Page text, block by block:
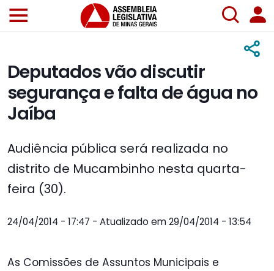
Deputados vão discutir
segurança e falta de água no
Jaíba
Audiência pública será realizada no
distrito de Mucambinho nesta quarta-
feira (30).
24/04/2014 - 17:47 - Atualizado em 29/04/2014 - 13:54
As Comissões de Assuntos Municipais e